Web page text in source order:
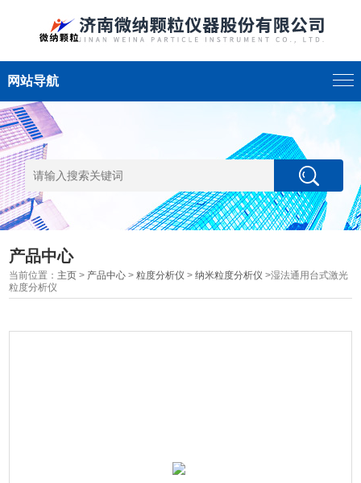
网站导航
产品中心
当前位置： 主页 > 产品中心 >粒度分析仪 >纳米粒度分析仪 >湿法通用台式激光
粒度分析仪